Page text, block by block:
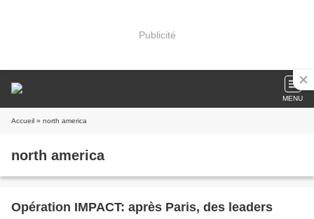
Publicité
MENU
Accueil » north america
north america
Opération IMPACT: après Paris, des leaders